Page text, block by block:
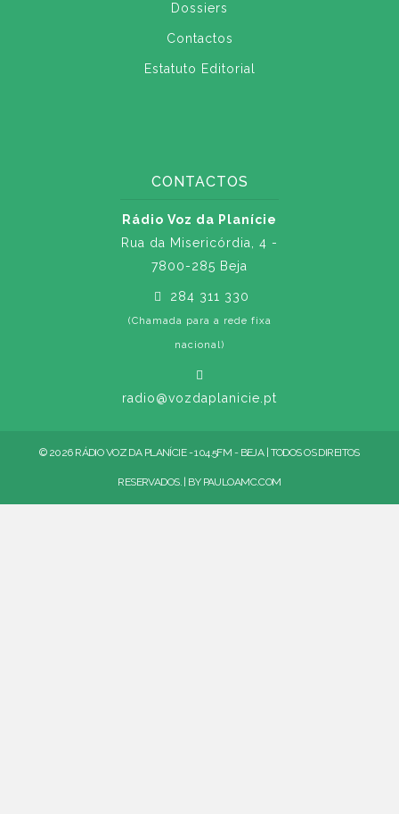
Dossiers
Contactos
Estatuto Editorial
CONTACTOS
Rádio Voz da Planície
Rua da Misericórdia, 4 -
7800-285 Beja
284 311 330
(Chamada para a rede fixa
nacional)
radio@vozdaplanicie.pt
© 2026 RÁDIO VOZ DA PLANÍCIE - 104.5FM - BEJA | TODOS OS DIREITOS
RESERVADOS. | BY PAULOAMC.COM